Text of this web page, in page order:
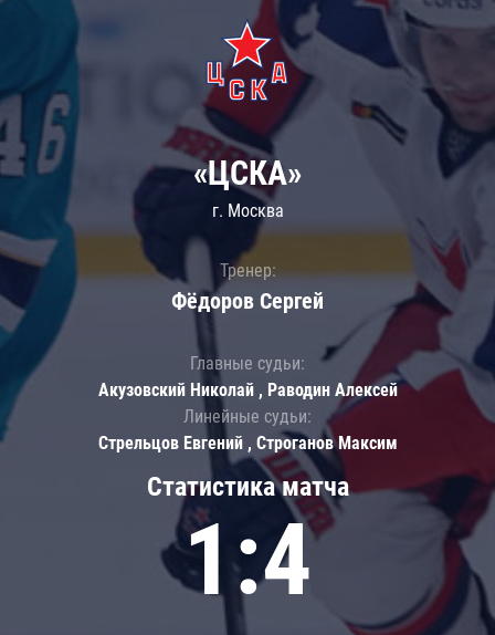
Статистика матча
1:4
«ЦСКА»
г. Москва
Тренер:
Фёдоров Сергей
Главные судьи:
Акузовский Николай , Раводин Алексей
Линейные судьи:
Стрельцов Евгений , Строганов Максим